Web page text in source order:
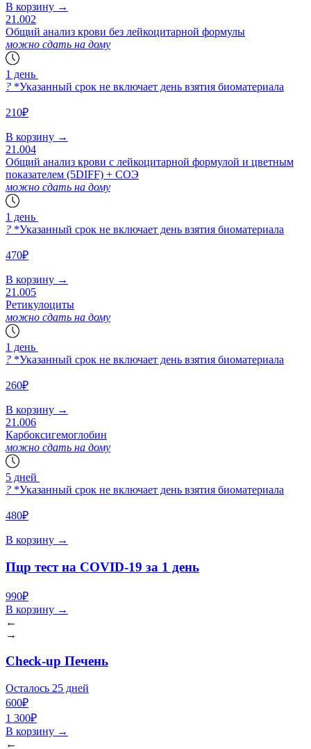
В корзину →
21.002
Общий анализ крови без лейкоцитарной формулы
можно сдать на дому
1 день
? *Указанный срок не включает день взятия биоматериала
210₽
В корзину →
21.004
Общий анализ крови с лейкоцитарной формулой и цветным
показателем (5DIFF) + СОЭ
можно сдать на дому
1 день
? *Указанный срок не включает день взятия биоматериала
470₽
В корзину →
21.005
Ретикулоциты
можно сдать на дому
1 день
? *Указанный срок не включает день взятия биоматериала
260₽
В корзину →
21.006
Карбоксигемоглобин
можно сдать на дому
5 дней
? *Указанный срок не включает день взятия биоматериала
480₽
В корзину →
Пцр тест на COVID-19 за 1 день
990₽
В корзину →
←
→
Check-up Печень
Осталось 25 дней
600₽
1 300₽
В корзину →
←